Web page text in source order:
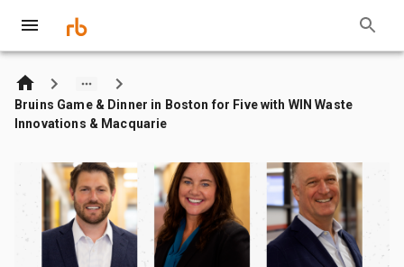
Bruins Game & Dinner in Boston for Five with WIN Waste
Innovations & Macquarie